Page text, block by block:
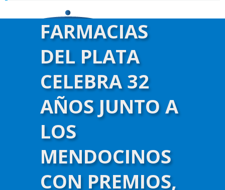
FARMACIAS
DEL PLATA
CELEBRA 32
AÑOS JUNTO A
LOS
MENDOCINOS
CON PREMIOS,